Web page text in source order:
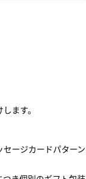
ます。
ージカードパターン